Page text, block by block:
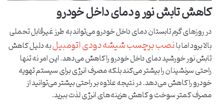
کاهش تابش نور و دمای داخل خودرو
در روزهای گرم تابستان دمای داخل خودرو می‌تواند به طرز غیرقابل تحملی
بالا برود اما بانصب برچسب شیشه دودی اتومبیلبه دلیل کاهش
تابش نور خورشید دمای داخل خودرو را کاهش می‌دهد. این امر نه تنها
راحتی سرنشینان را بیشتر می‌کند بلکه مصرف انرژی برای سیستم تهویه
خودرو را کاهش می‌دهد. در نتیجه علاوه بر راحتی بیشتر می‌توانید از
مصرف کمتر سوخت و کاهش هزینه‌های انرژی لذت ببرید.